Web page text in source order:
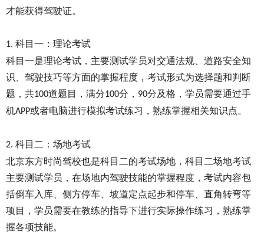
才能获得驾驶证。
1. 科目一：理论考试
科目一是理论考试，主要测试学员对交通法规、道路安全知
识、驾驶技巧等方面的掌握程度，考试形式为选择题和判断
题，共100道题目，满分100分， 90分及格，学员需要通过手
机APP或者电脑进行模拟考试练习，熟练掌握相关知识点。
2. 科目二：场地考试
北京东方时尚驾校也是科目二的考试场地，科目二场地考试
主要测试学员，在场地内驾驶技能的掌握程度，考试内容包
括倒车入库、侧方停车、坡道定点起步和停车、直角转弯等
项目，学员需要在教练的指导下进行实际操作练习，熟练掌
握各项技能。